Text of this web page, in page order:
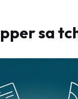
sa